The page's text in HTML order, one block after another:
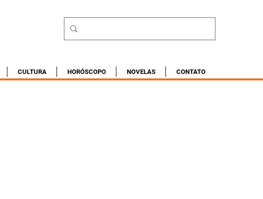
CULTURA HORÓSCOPO NOVELAS CONTATO